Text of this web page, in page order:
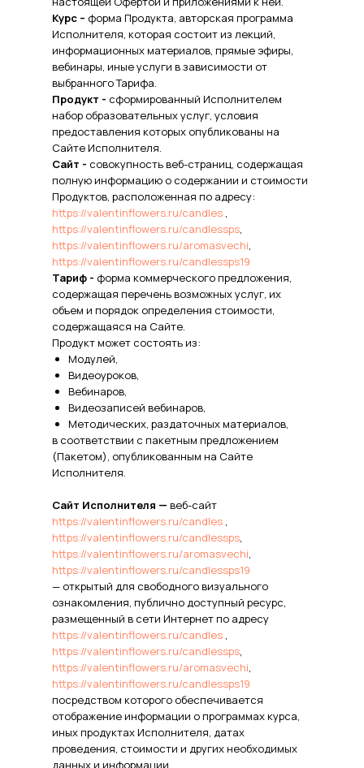
Курс – форма Продукта, авторская программа
Исполнителя, которая состоит из лекций,
информационных материалов, прямые эфиры,
вебинары, иные услуги в зависимости от
выбранного Тарифа.
Продукт - сформированный Исполнителем
набор образовательных услуг, условия
предоставления которых опубликованы на
Сайте Исполнителя.
Сайт - совокупность веб-страниц, содержащая
полную информацию о содержании и стоимости
Продуктов, расположенная по адресу:
https://valentinflowers.ru/candles ,
https://valentinflowers.ru/candlessps,
https://valentinflowers.ru/aromasvechi,
https://valentinflowers.ru/candlessps19
Тариф - форма коммерческого предложения,
содержащая перечень возможных услуг, их
объем и порядок определения стоимости,
содержащаяся на Сайте.
Продукт может состоять из:
Модулей,
Видеоуроков,
Вебинаров,
Видеозаписей вебинаров,
Методических, раздаточных материалов,
в соответствии с пакетным предложением
(Пакетом), опубликованным на Сайте
Исполнителя.
Сайт Исполнителя — веб-сайт
https://valentinflowers.ru/candles ,
https://valentinflowers.ru/candlessps,
https://valentinflowers.ru/aromasvechi,
https://valentinflowers.ru/candlessps19
— открытый для свободного визуального
ознакомления, публично доступный ресурс,
размещенный в сети Интернет по адресу
https://valentinflowers.ru/candles ,
https://valentinflowers.ru/candlessps,
https://valentinflowers.ru/aromasvechi,
https://valentinflowers.ru/candlessps19
посредством которого обеспечивается
отображение информации о программах курса,
иных продуктах Исполнителя, датах
проведения, стоимости и других необходимых
данных и информации.